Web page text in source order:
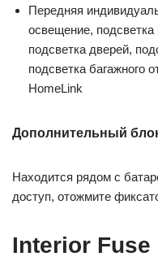
Передняя
освещение, подсветка
подсветка дверей,
подсветка багажного
HomeLink
Дополнительный
Находится рядом с
доступ, отожмите
Interior